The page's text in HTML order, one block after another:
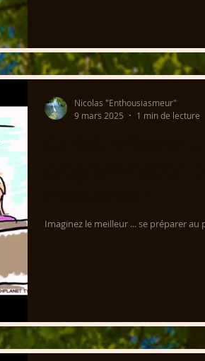
Imaginez le meilleur ... se préparer au
Nicolas "Enthousiasmeur"
9 mars 2025
1 min de lecture